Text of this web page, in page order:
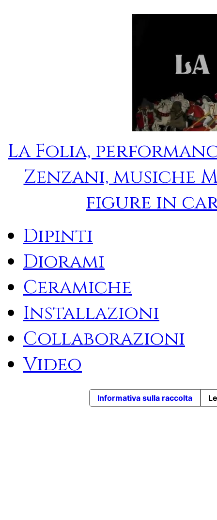
La Folia,
Zenzani, musiche
figure in
Dipinti
Diorami
Ceramiche
Installazioni
Collaborazioni
Video
Informativa sulla raccolta